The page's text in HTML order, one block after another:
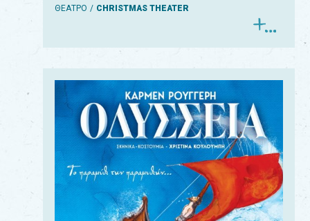
ΘΕΑΤΡΟ CHRISTMAS THEATER